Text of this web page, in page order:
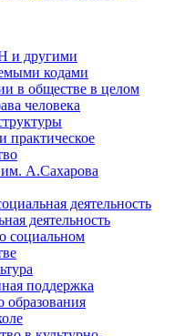
и другими
кодами
в обществе в целом
человека
практическое
А.Сахарова
деятельность
деятельность
социальном
поддержка
образования